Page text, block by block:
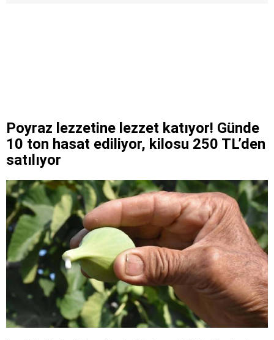
Poyraz lezzetine lezzet katıyor! Günde
10 ton hasat ediliyor, kilosu 250 TL’den
satılıyor